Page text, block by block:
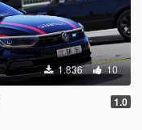
1.836 10
1.0